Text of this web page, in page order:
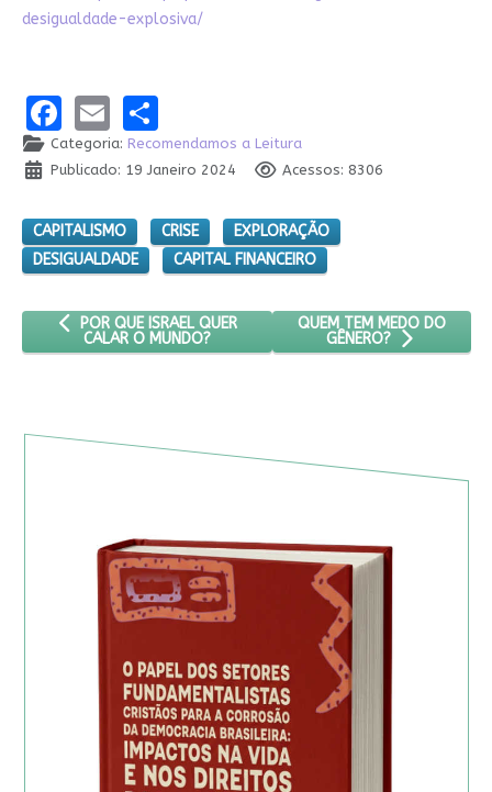
desigualdade-explosiva/
Facebook
EmailShare
Categoria: Recomendamos a Leitura
Publicado: 19 Janeiro 2024
Acessos: 8306
CAPITALISMO CRISE
EXPLORAÇÃO
DESIGUALDADE
CAPITAL FINANCEIRO
ARTIGO ANTERIOR: POR QUE ISRAEL QUER CALAR O MUNDO?
POR QUE ISRAEL QUER
CALAR O MUNDO?
PRÓXIMO ARTIGO: QUEM
QUEM TEM MEDO DO
GÊNERO?